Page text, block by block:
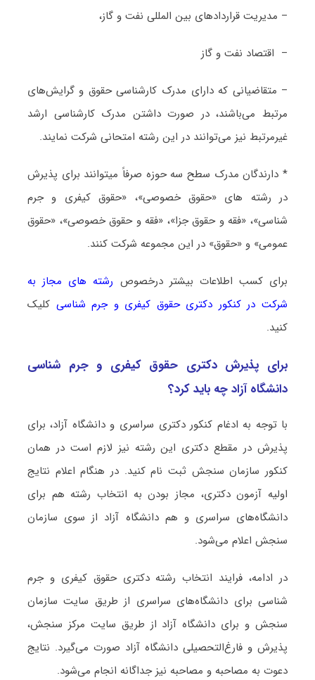
– مدیریت قراردادهای بین المللی نفت و گاز،
– اقتصاد نفت و گاز
– متقاضیانی که دارای مدرک کارشناسی حقوق و گرایش‌های
مرتبط می‌باشند، در صورت داشتن مدرک کارشناسی ارشد
غیرمرتبط نیز می‌توانند در این رشته امتحانی شرکت نمایند.
* دارندگان مدرک سطح سه حوزه صرفاً میتوانند برای پذیرش
در رشته های «حقوق خصوصی»، «حقوق کیفری و جرم
شناسی»، «فقه و حقوق جزا»، «فقه و حقوق خصوصی»، «حقوق
عمومی» و «حقوق» در این مجموعه شرکت کنند.
برای کسب اطلاعات بیشتر درخصوص رشته های مجاز به
شرکت در کنکور دکتری ﺣﻘﻮق کیفری و جرم شناسی کلیک
کنید.
برای پذیرش دکتری ﺣﻘﻮق کیفری و جرم شناسی
دانشگاه آزاد چه باید کرد؟
با توجه به ادغام کنکور دکتری سراسری و دانشگاه آزاد، برای
پذیرش در مقطع دکتری این رشته نیز لازم است در همان
کنکور سازمان سنجش ثبت نام کنید. در هنگام اعلام نتایج
اولیه آزمون دکتری، مجاز بودن به انتخاب رشته هم برای
دانشگاه‌های سراسری و هم دانشگاه آزاد از سوی سازمان
سنجش اعلام می‌شود.
در ادامه، فرایند انتخاب رشته دکتری ﺣﻘﻮق کیفری و جرم
شناسی برای دانشگاه‌های سراسری از طریق سایت سازمان
سنجش و برای دانشگاه آزاد از طریق سایت مرکز سنجش،
پذیرش و فارغ‌التحصیلی دانشگاه آزاد صورت می‌گیرد. نتایج
دعوت به مصاحبه و مصاحبه نیز جداگانه انجام می‌شود.